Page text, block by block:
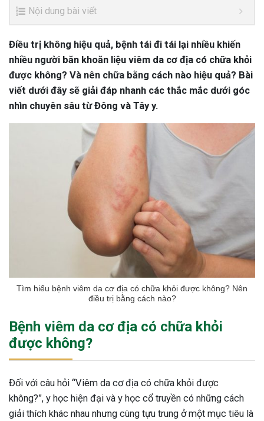
Nội dung bài viết
Điều trị không hiệu quả, bệnh tái đi tái lại nhiều khiến
nhiều người băn khoăn liệu viêm da cơ địa có chữa khỏi
được không? Và nên chữa bằng cách nào hiệu quả? Bài
viết dưới đây sẽ giải đáp nhanh các thắc mắc dưới góc
nhìn chuyên sâu từ Đông và Tây y.
Tìm hiểu bệnh viêm da cơ địa có chữa khỏi được không? Nên
điều trị bằng cách nào?
Bệnh viêm da cơ địa có chữa khỏi
được không?
Đối với câu hỏi “Viêm da cơ địa có chữa khỏi được
không?”, y học hiện đại và y học cổ truyền có những cách
giải thích khác nhau nhưng cùng tựu trung ở một mục tiêu là